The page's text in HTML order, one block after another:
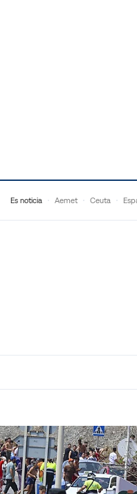
Es noticia Aemet Ceuta